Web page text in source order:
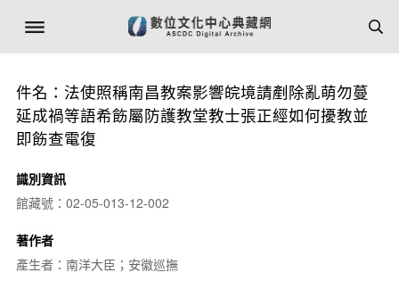
件名：法使照稱南昌教案影響皖境請剷除亂萌勿蔓
延成禍等語希飭屬防護教堂教士張正經如何擾教並
即飭查電復
識別資訊
館藏號：02-05-013-12-002
著作者
產生者：南洋大臣；安徽巡撫